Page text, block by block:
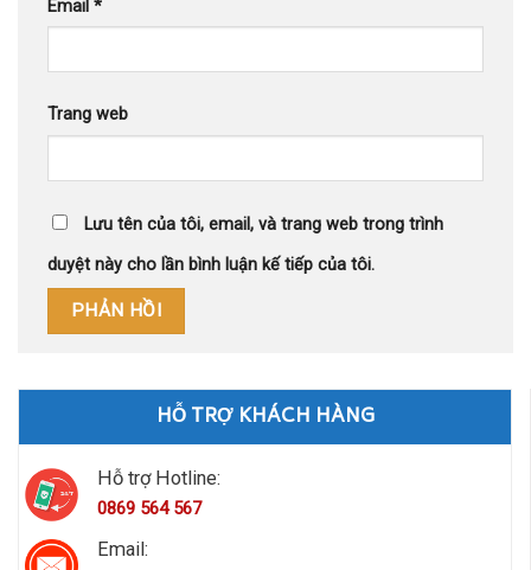
HỖ TRỢ KHÁCH HÀNG
Hỗ trợ Hotline:
0869 564 567
Email:
Email *
Trang web
Lưu tên của tôi, email, và trang web trong trình
duyệt này cho lần bình luận kế tiếp của tôi.